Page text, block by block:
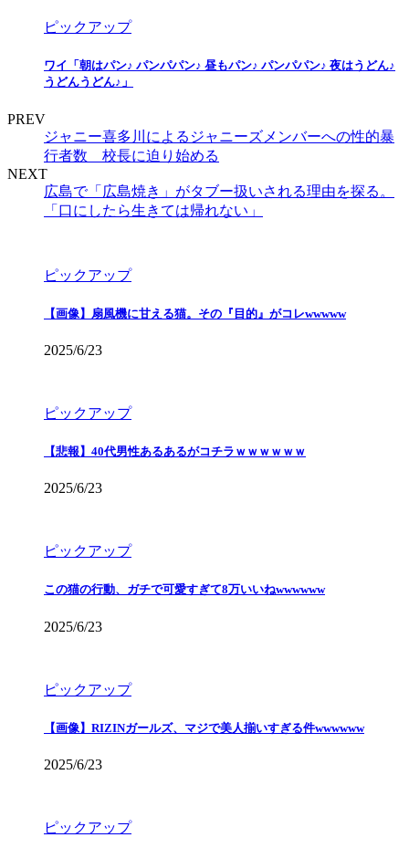
ピックアップ
ワイ「朝はパン♪ パンパパン♪ 昼もパン♪ パンパパン♪ 夜はうどん♪
うどんうどん♪」
PREV
ジャニー喜多川によるジャニーズメンバーへの性的暴
行者数 校長に迫り始める
NEXT
広島で「広島焼き」がタブー扱いされる理由を探る。
「口にしたら生きては帰れない」
ピックアップ
【画像】扇風機に甘える猫。その『目的』がコレwwwww
2025/6/23
ピックアップ
【悲報】40代男性あるあるがコチラｗｗｗｗｗｗ
2025/6/23
ピックアップ
この猫の行動、ガチで可愛すぎて8万いいねwwwwww
2025/6/23
ピックアップ
【画像】RIZINガールズ、マジで美人揃いすぎる件wwwwww
2025/6/23
ピックアップ